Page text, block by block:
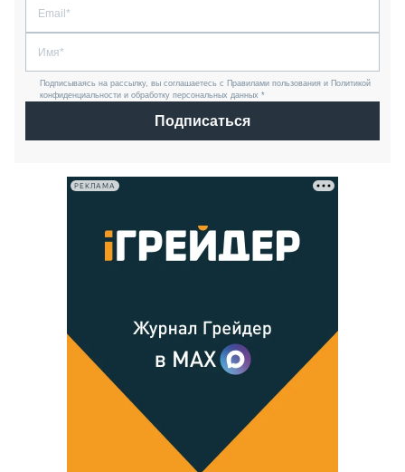
Подписываясь на рассылку, вы соглашаетесь с Правилами пользования и Политикой
конфиденциальности и обработку персональных данных *
Подписаться
РЕКЛАМА